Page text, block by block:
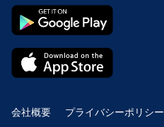
会社概要 プライバシーポリシー